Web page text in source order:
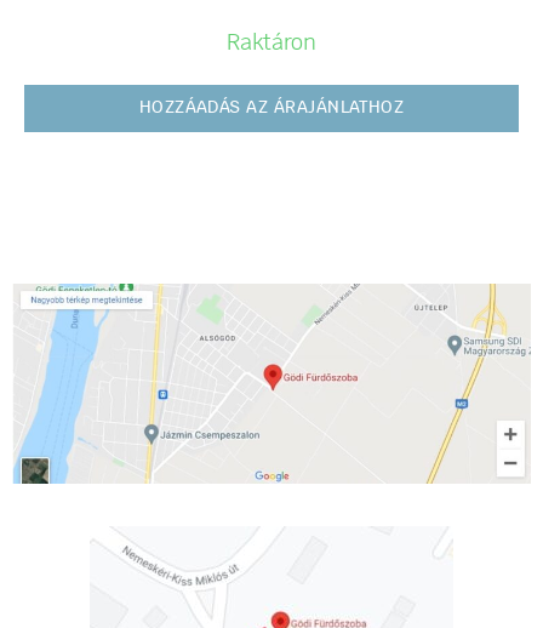
Raktáron
HOZZÁADÁS AZ ÁRAJÁNLATHOZ